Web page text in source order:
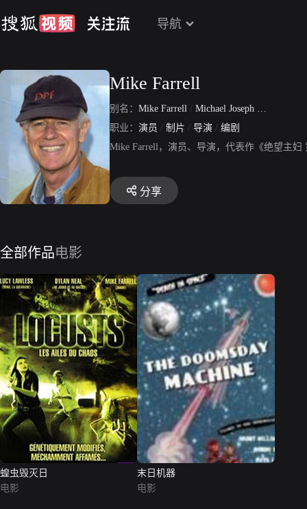
导航
Mike Farrell
别名： Mike Farrell / Michael Joseph Farrell
职业： 演员 / 制片 / 导演 / 编剧
Mike Farrell，演员、导演，代表作《绝望主
分享
全部作品电影
蝗虫毁灭日
电影
末日机器
电影